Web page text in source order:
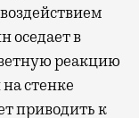
оседает в
реакцию
стенке
приводить к